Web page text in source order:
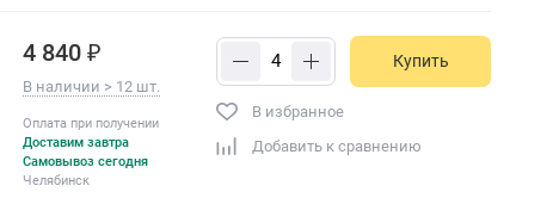
4 840 ₽
В наличии > 12 шт.
Оплата при получении
Доставим завтра
Самовывоз сегодня
Челябинск
Купить
В избранное
Добавить к сравнению